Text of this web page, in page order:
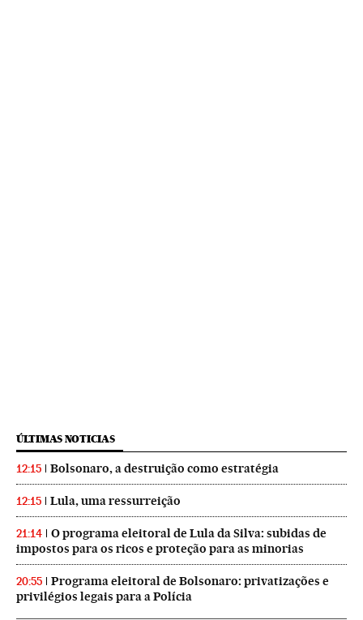
ÚLTIMAS NOTICIAS
12:15 Bolsonaro, a destruição como estratégia
12:15 Lula, uma ressurreição
21:14
O programa eleitoral de Lula da Silva: subidas de
impostos para os ricos e proteção para as minorias
20:55
Programa eleitoral de Bolsonaro: privatizações e
privilégios legais para a Polícia